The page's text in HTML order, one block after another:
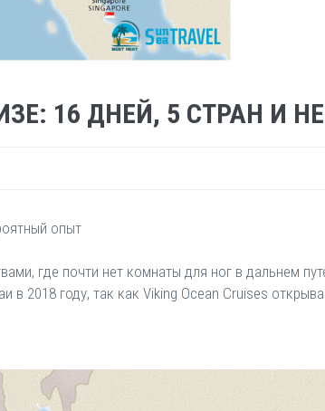
16 ДНЕЙ, 5 СТРАН И
опыт
где почти нет комнаты для ног в дальнем
2018 году, так как Viking Ocean Cruises